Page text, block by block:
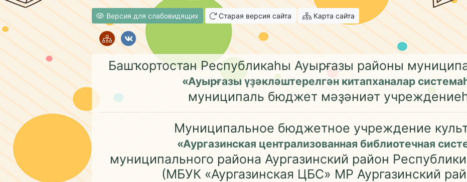
Версия для слабовидящих Старая версия сайта Карта сайта
Башҡортостан Республикаһы Ауырғазы районы
«Ауырғазы үҙәкләштерелгән китапханалар
муниципаль бюджет мәҙәниәт
Муниципальное бюджетное учреждение
«Аургазинская централизованная библиотечная
муниципального района Аургазинский район
(МБУК «Аургазинская ЦБС» МР Аургазинский